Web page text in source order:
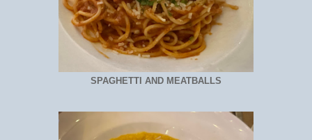
SPAGHETTI AND MEATBALLS